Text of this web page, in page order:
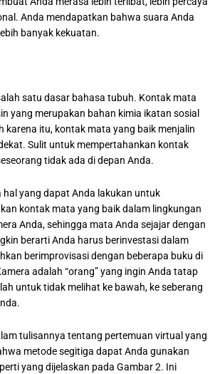
Anda mendapatkan bahwa suara Anda
banyak kekuatan.
satu dasar bahasa tubuh. Kontak mata
yang merupakan bahan kimia ikatan sosial
karena itu, kontak mata yang baik menjalin
Sulit untuk mempertahankan kontak
tidak ada di depan Anda.
hal yang dapat Anda lakukan untuk
kontak mata yang baik dalam lingkungan
Anda, sehingga mata Anda sejajar dengan
berarti Anda harus berinvestasi dalam
berimprovisasi dengan beberapa buku di
adalah “orang” yang ingin Anda tatap
untuk tidak melihat ke bawah, ke seberang
tulisannya tentang pertemuan virtual yang
metode segitiga dapat Anda gunakan
yang dijelaskan pada Gambar 2. Ini